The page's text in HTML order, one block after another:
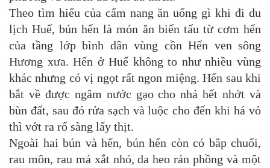
Theo tìm hiểu của cẩm nang ăn uống gì khi đi du
lịch Huế, bún hến là món ăn biến tấu từ cơm hến
của tầng lớp bình dân vùng cồn Hến ven sông
Hương xưa. Hến ở Huế không to như nhiều vùng
khác nhưng có vị ngọt rất ngon miệng. Hến sau khi
bắt về được ngâm nước gạo cho nhả hết nhớt và
bùn đất, sau đó rửa sạch và luộc cho đến khi há vỏ
thì vớt ra rổ sàng lấy thịt.
Ngoài hai bún và hến, bún hến còn có bắp chuối,
rau môn, rau má xắt nhỏ, da heo rán phồng và một